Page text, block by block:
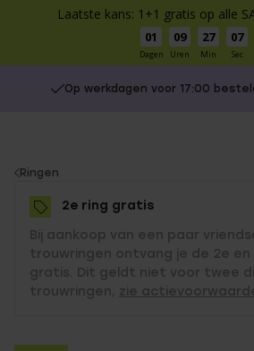
Laatste kans: 1+1 gratis op alle
01
Dagen
09
Uren
27
Min
07
Sec
Op werkdagen voor 17:00
You
are
here:
Ringen
2e ring gratis
Bij aankoop van een paar
trouwringen ontvang je de 2e
gratis. Dit geldt niet voor twee
trouwringen, zie